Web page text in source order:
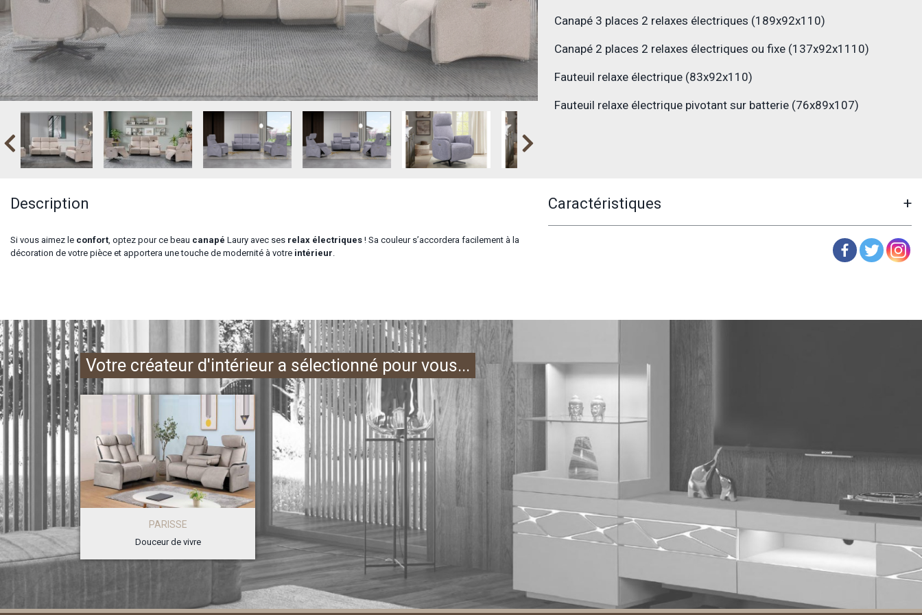
Canapé 3 places 2 relaxes électriques (189x92x110)
Canapé 2 places 2 relaxes électriques ou fixe (137x92x1110)
Fauteuil relaxe électrique (83x92x110)
Fauteuil relaxe électrique pivotant sur batterie (76x89x107)
Description
Si vous aimez le confort, optez pour ce beau canapé Laury avec ses relax électriques ! Sa couleur s’accordera facilement à la
décoration de votre pièce et apportera une touche de modernité à votre intérieur.
Caractéristiques +
Votre créateur d'intérieur a sélectionné pour vous...
PARISSE
Douceur de vivre